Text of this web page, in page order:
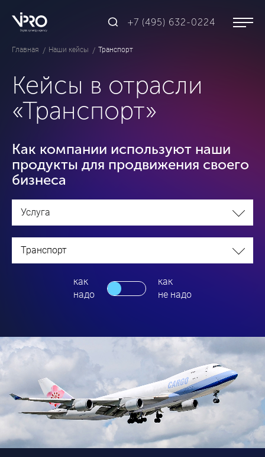
+7 (495) 632-0224
Главная Наши кейсы Транспорт
Кейсы в отрасли
«Транспорт»
Как компании используют наши
продукты для продвижения своего
бизнеса
Услуга
Транспорт
как
надо
как
не надо